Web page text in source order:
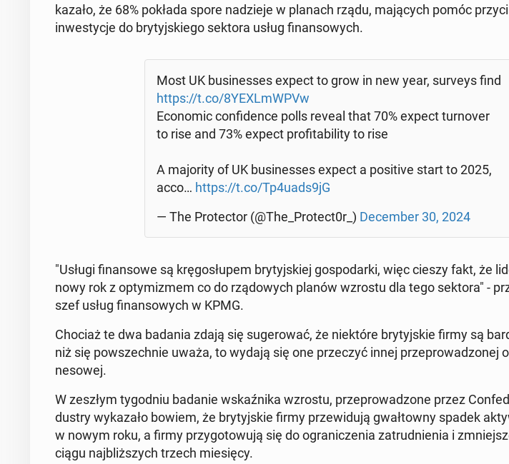
ka­za­ło, że 68% pokłada spore na­dzie­je w planach rządu, ma­ją­cych pomóc
in­we­sty­cje do bry­tyj­skie­go sektora usług fi­nan­so­wych.
Most UK bu­si­nesses expect to grow in new year, surveys find
https://t.co/8YEXLmW­PVw
Eco­no­mic con­fi­den­ce polls reveal that 70% expect tur­no­ver
to rise and 73% expect pro­fi­ta­bi­li­ty to rise
A ma­jo­ri­ty of UK bu­si­nesses expect a po­si­ti­ve start to 2025,
acco… https://t.co/Tp4uads9jG
— The Pro­tec­tor (@The_Protect0r_) De­cem­ber 30, 2024
"Usługi fi­nan­so­we są krę­go­słu­pem bry­tyj­skiej go­spo­dar­ki, więc cieszy fakt, że
nowy rok z opty­mi­zmem co do rzą­do­wych planów wzrostu dla tego sektora" -
szef usług fi­nan­so­wych w KPMG.
Chociaż te dwa badania zdają się su­ge­ro­wać, że nie­któ­re bry­tyj­skie firmy są
niż się po­wszech­nie uważa, to wydają się one prze­czyć innej prze­pro­wa­dzo­nej
ne­so­wej.
W zeszłym ty­go­dniu badanie wskaź­ni­ka wzrostu, prze­pro­wa­dzo­ne przez
du­stry wy­ka­za­ło bowiem, że bry­tyj­skie firmy prze­wi­du­ją gwał­tow­ny spadek
w nowym roku, a firmy przy­go­to­wu­ją się do ogra­ni­cze­nia za­trud­nie­nia i
ciągu naj­bliż­szych trzech mie­się­cy.